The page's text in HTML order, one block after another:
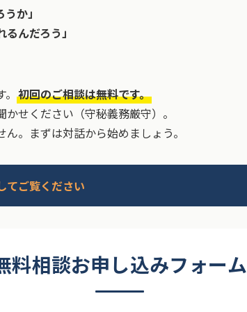
か」
んだろう」
初回のご相談は無料です。
せください（守秘義務厳守）。
。まずは対話から始めましょう。
てご覧ください
料相談お申し込みフォーム